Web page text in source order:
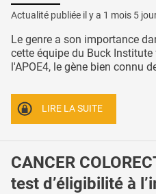
Actualité publiée il y a 1 mois 5
Le genre a son importance
cette équipe du Buck
l'APOE4, le gène bien connu
LIRE LA SUITE
CANCER
test d’éligibilité à